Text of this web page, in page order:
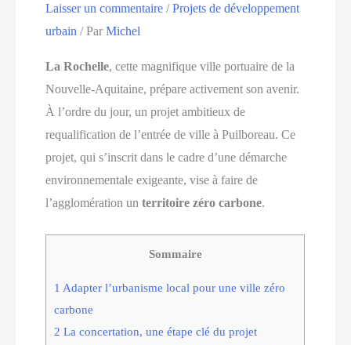
Laisser un commentaire /Projets de développement
urbain / ParMichel
La Rochelle, cette magnifique ville portuaire de la
Nouvelle-Aquitaine, prépare activement son avenir.
À l’ordre du jour, un projet ambitieux de
requalification de l’entrée de ville à Puilboreau. Ce
projet, qui s’inscrit dans le cadre d’une démarche
environnementale exigeante, vise à faire de
l’agglomération unterritoire zéro carbone.
Sommaire
1 Adapter l’urbanisme local pour une ville zéro
carbone
2 La concertation, une étape clé du projet